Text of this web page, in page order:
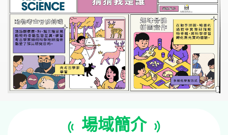
場域簡介